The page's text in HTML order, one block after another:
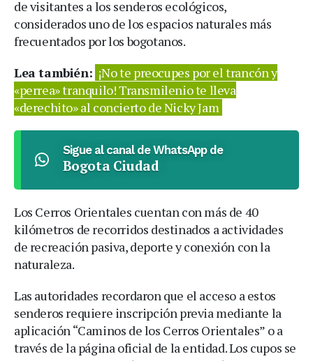
de visitantes a los senderos ecológicos,
considerados uno de los espacios naturales más
frecuentados por los bogotanos.
Lea también: ¡No te preocupes por el trancón y
«perrea» tranquilo! Transmilenio te lleva
«derechito» al concierto de Nicky Jam
Sigue al canal de WhatsApp de
Bogota Ciudad
Los Cerros Orientales cuentan con más de 40
kilómetros de recorridos destinados a actividades
de recreación pasiva, deporte y conexión con la
naturaleza.
Las autoridades recordaron que el acceso a estos
senderos requiere inscripción previa mediante la
aplicación “Caminos de los Cerros Orientales” o a
través de la página oficial de la entidad. Los cupos se